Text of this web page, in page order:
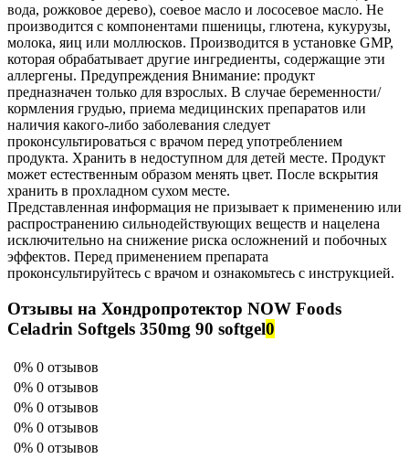
вода, рожковое дерево), соевое масло и лососевое масло. Не
производится с компонентами пшеницы, глютена, кукурузы,
молока, яиц или моллюсков. Производится в установке GMP,
которая обрабатывает другие ингредиенты, содержащие эти
аллергены. Предупреждения Внимание: продукт
предназначен только для взрослых. В случае беременности/
кормления грудью, приема медицинских препаратов или
наличия какого-либо заболевания следует
проконсультироваться с врачом перед употреблением
продукта. Хранить в недоступном для детей месте. Продукт
может естественным образом менять цвет. После вскрытия
хранить в прохладном сухом месте.
Представленная информация не призывает к применению или
распространению сильнодействующих веществ и нацелена
исключительно на снижение риска осложнений и побочных
эффектов. Перед применением препарата
проконсультируйтесь с врачом и ознакомьтесь с инструкцией.
Отзывы на Хондропротектор NOW Foods
Celadrin Softgels 350mg 90 softgel0
0% 0 отзывов
0% 0 отзывов
0% 0 отзывов
0% 0 отзывов
0% 0 отзывов